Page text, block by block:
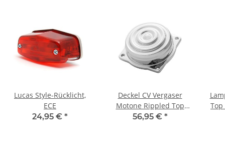
Lucas Style-Rücklicht,
ECE
24,95 € *
Deckel CV Vergaser
Motone Rippled Top
Cover Alu poliert H-D XL
56,95 € *